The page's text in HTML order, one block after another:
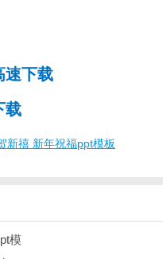
速下载
载
新禧 新年祝福ppt模板
模